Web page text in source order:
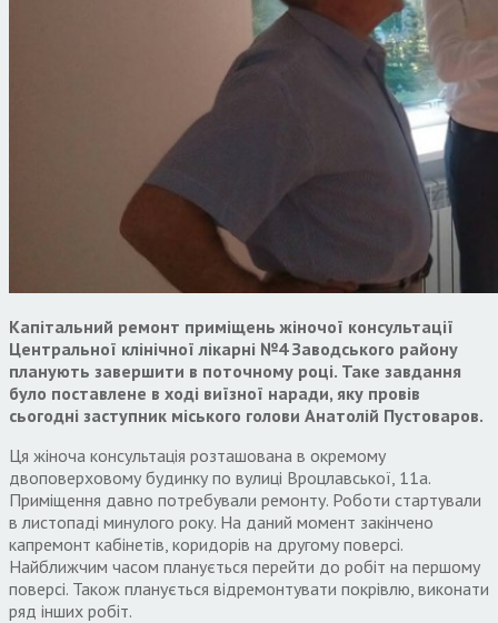
Капітальний ремонт приміщень жіночої консультації
Центральної клінічної лікарні №4 Заводського району
планують завершити в поточному році. Таке завдання
було поставлене в ході виїзної наради, яку провів
сьогодні заступник міського голови Анатолій Пустоваров.
Ця жіноча консультація розташована в окремому
двоповерховому будинку по вулиці Вроцлавської, 11а.
Приміщення давно потребували ремонту. Роботи стартували
в листопаді минулого року. На даний момент закінчено
капремонт кабінетів, коридорів на другому поверсі.
Найближчим часом планується перейти до робіт на першому
поверсі. Також планується відремонтувати покрівлю, виконати
ряд інших робіт.